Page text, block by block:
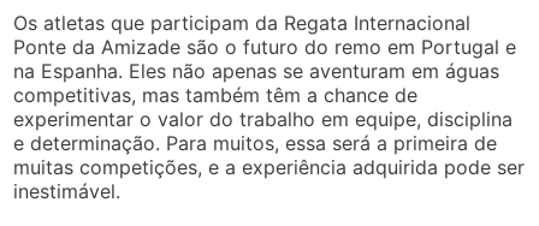
Os atletas que participam da Regata Internacional
Ponte da Amizade são o futuro do remo em Portugal e
na Espanha. Eles não apenas se aventuram em águas
competitivas, mas também têm a chance de
experimentar o valor do trabalho em equipe, disciplina
e determinação. Para muitos, essa será a primeira de
muitas competições, e a experiência adquirida pode ser
inestimável.